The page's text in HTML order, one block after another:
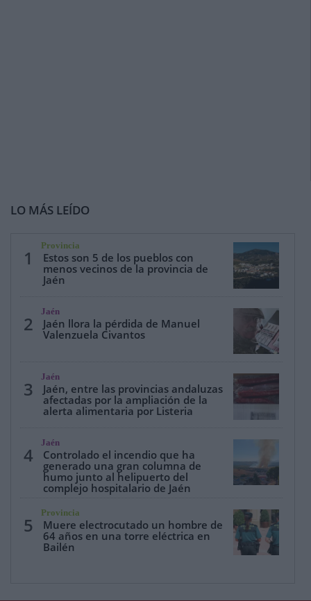
LO MÁS LEÍDO
1
Provincia
Estos son 5 de los pueblos con
menos vecinos de la provincia de
Jaén
2
Jaén
Jaén llora la pérdida de Manuel
Valenzuela Civantos
3
Jaén
Jaén, entre las provincias andaluzas
afectadas por la ampliación de la
alerta alimentaria por Listeria
4
Jaén
Controlado el incendio que ha
generado una gran columna de
humo junto al helipuerto del
complejo hospitalario de Jaén
5
Provincia
Muere electrocutado un hombre de
64 años en una torre eléctrica en
Bailén